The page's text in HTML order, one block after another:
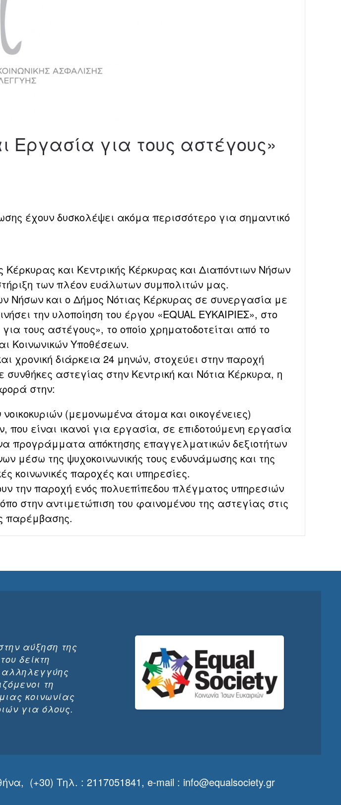
Εργασία για τους αστέγους»
έχουν δυσκολέψει ακόμα περισσότερο για σημαντικό
Κέρκυρας και Κεντρικής Κέρκυρας και Διαπόντιων Νήσων
των πλέον ευάλωτων συμπολιτών μας.
Νήσων και ο Δήμος Νότιας Κέρκυρας σε συνεργασία με
την υλοποίηση του έργου «EQUAL ΕΥΚΑΙΡΙΕΣ», στο
τους αστέγους», το οποίο χρηματοδοτείται από το
Κοινωνικών Υποθέσεων.
χρονική διάρκεια 24 μηνών, στοχεύει στην παροχή
συνθήκες αστεγίας στην Κεντρική και Νότια Κέρκυρα, η
στην:
(μεμονωμένα άτομα και οικογένειες)
είναι ικανοί για εργασία, σε επιδοτούμενη εργασία
προγράμματα απόκτησης επαγγελματικών δεξιοτήτων
μέσω της ψυχοκοινωνικής τους ενδυνάμωσης και της
κοινωνικές παροχές και υπηρεσίες.
την παροχή ενός πολυεπίπεδου πλέγματος υπηρεσιών
στην αντιμετώπιση του φαινομένου της αστεγίας στις
παρέμβασης.
αύξηση της
δείκτη
αλληλεγγύης
τη
κοινωνίας
για όλους.
(+30) Τηλ. : 2117051841, e-mail : info@equalsociety.gr